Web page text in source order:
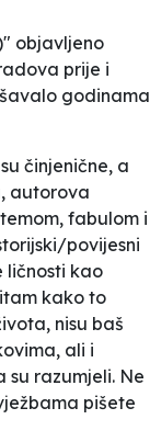
objavljeno
prije i
godinama
činjenične, a
autorova
fabulom i
povijesni
ličnosti kao
kako to
nisu baš
ali i
razumjeli. Ne
pišete